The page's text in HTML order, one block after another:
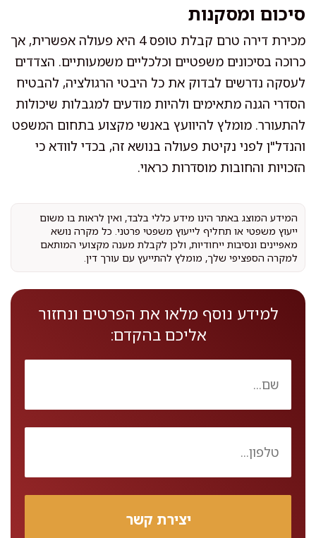
סיכום ומסקנות
מכירת דירה טרם קבלת טופס 4 היא פעולה אפשרית, אך
כרוכה בסיכונים משפטיים וכלכליים משמעותיים. הצדדים
לעסקה נדרשים לבדוק את כל היבטי הרגולציה, להבטיח
הסדרי הגנה מתאימים ולהיות מודעים למגבלות שיכולות
להתעורר. מומלץ להיוועץ באנשי מקצוע בתחום המשפט
והנדל"ן לפני נקיטת פעולה בנושא זה, בכדי לוודא כי
הזכויות והחובות מוסדרות כראוי.
המידע המוצג באתר הינו מידע כללי בלבד, ואין לראות בו משום
ייעוץ משפטי או תחליף לייעוץ משפטי פרטני. כל מקרה נושא
מאפיינים ונסיבות ייחודיות, ולכן לקבלת מענה מקצועי המותאם
למקרה הספציפי שלך, מומלץ להתייעץ עם עורך דין.
למידע נוסף מלאו את הפרטים ונחזור
אליכם בהקדם: